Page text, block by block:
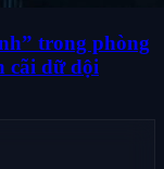
trong phòng
cãi dữ dội